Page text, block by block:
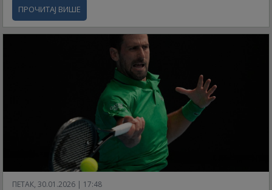
ПРОЧИТАЈ ВИШЕ
ПЕТАК, 30.01.2026 | 17:48